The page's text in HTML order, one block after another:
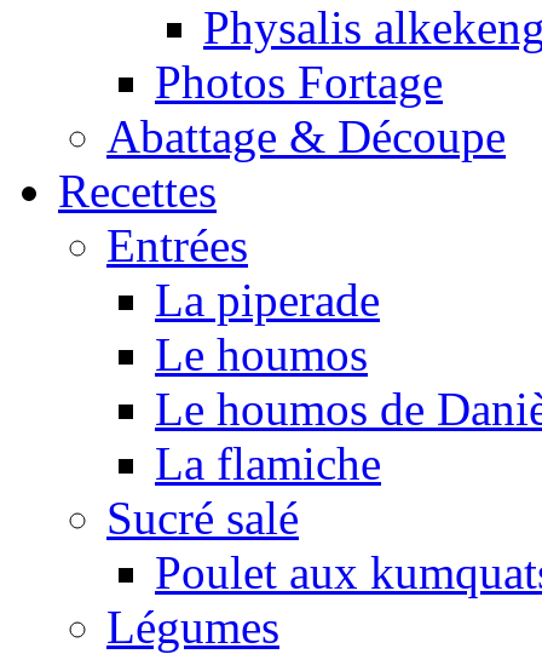
Physalis
Photos Fortage
Abattage & Découpe
Recettes
Entrées
La piperade
Le houmos
Le houmos de
La flamiche
Sucré salé
Poulet aux
Légumes